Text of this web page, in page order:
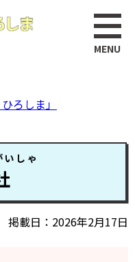
ろしま」
しゃ
掲載日 2026年2月17日